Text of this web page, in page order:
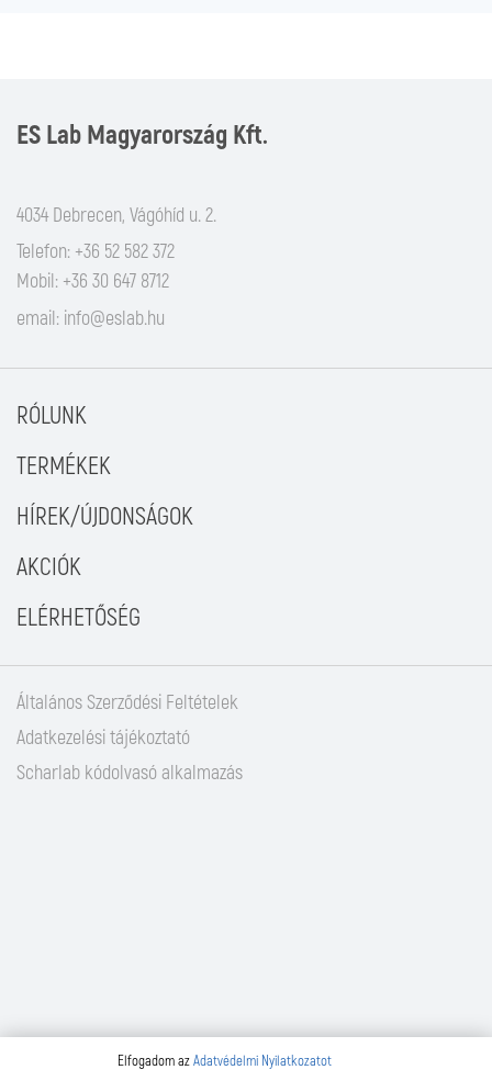
ES Lab Magyarország Kft.
4034 Debrecen, Vágóhíd u. 2.
Telefon: +36 52 582 372
Mobil: +36 30 647 8712
email: info@eslab.hu
RÓLUNK
TERMÉKEK
HÍREK/ÚJDONSÁGOK
AKCIÓK
ELÉRHETŐSÉG
Általános Szerződési Feltételek
Adatkezelési tájékoztató
Scharlab kódolvasó alkalmazás
Elfogadom azAdatvédelmi Nyilatkozatot